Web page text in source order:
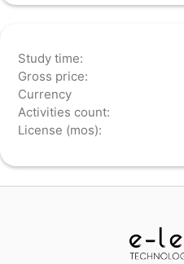
Study time:
Gross price:
Currency
Activities count:
License (mos):